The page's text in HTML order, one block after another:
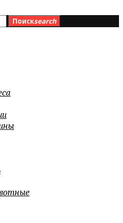
Поискsearch